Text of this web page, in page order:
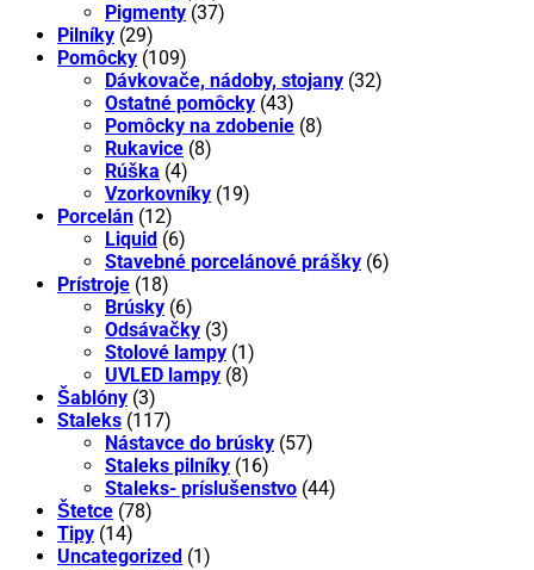
Pigmenty (37)
Pilníky (29)
Pomôcky (109)
Dávkovače, nádoby, stojany (32)
Ostatné pomôcky (43)
Pomôcky na zdobenie (8)
Rukavice (8)
Rúška (4)
Vzorkovníky (19)
Porcelán (12)
Liquid (6)
Stavebné porcelánové prášky (6)
Prístroje (18)
Brúsky (6)
Odsávačky (3)
Stolové lampy (1)
UVLED lampy (8)
Šablóny (3)
Staleks (117)
Nástavce do brúsky (57)
Staleks pilníky (16)
Staleks- príslušenstvo (44)
Štetce (78)
Tipy (14)
Uncategorized (1)